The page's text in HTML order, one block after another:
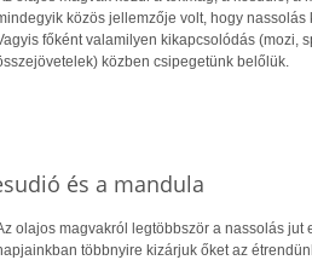
közös jellemzője volt, hogy
főként valamilyen kikapcsolódás (mozi,
közben csipegetünk belőlük.
és a mandula
olajos magvakról legtöbbször a nassolás jut
többnyire kizárjuk őket az